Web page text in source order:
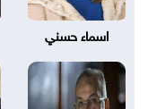
اسماء حسني